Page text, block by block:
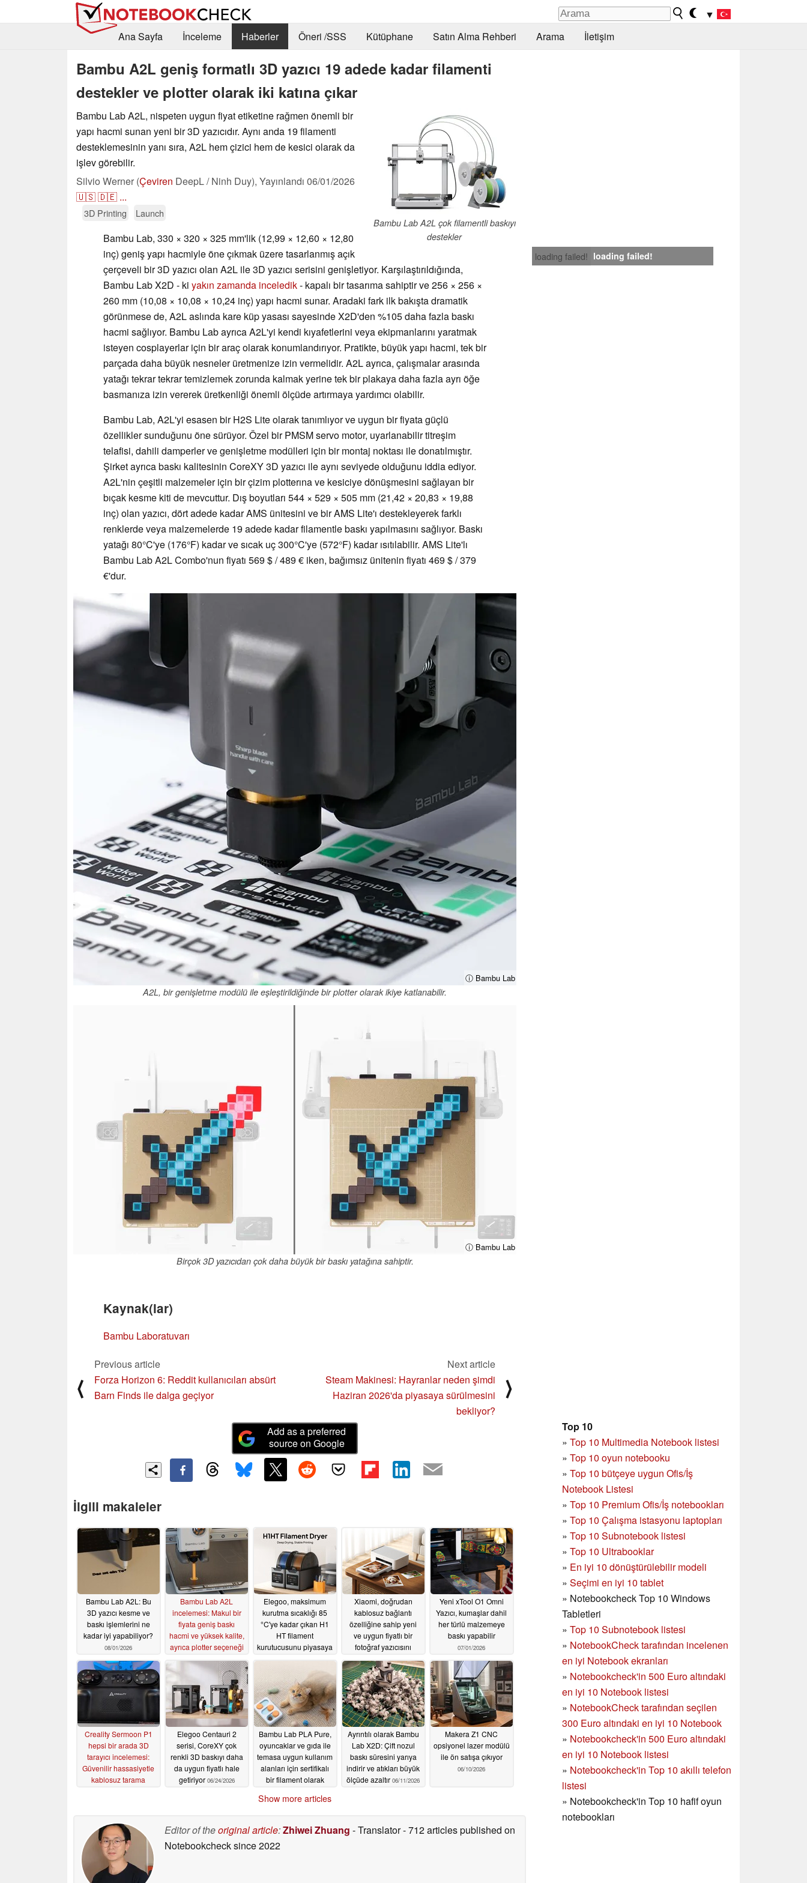
▼
Ana Sayfa
İnceleme Haberler Öneri /SSS Kütüphane Satın Alma Rehberi Arama İletişim
Bambu A2L geniş formatlı 3D yazıcı 19 adede kadar filamenti
destekler ve plotter olarak iki katına çıkar
Bambu Lab A2L çok filamentli baskıyı
destekler
Bambu Lab A2L, nispeten uygun fiyat etiketine rağmen önemli bir
yapı hacmi sunan yeni bir 3D yazıcıdır. Aynı anda 19 filamenti
desteklemesinin yanı sıra, A2L hem çizici hem de kesici olarak da
işlev görebilir.
Silvio Werner (Çeviren DeepL / Ninh Duy), Yayınlandı 06/01/2026
🇺🇸🇩🇪 ...
3D Printing Launch
loading failed! loading failed!
Bambu Lab, 330 × 320 × 325 mm'lik (12,99 × 12,60 × 12,80
inç) geniş yapı hacmiyle öne çıkmak üzere tasarlanmış açık
çerçeveli bir 3D yazıcı olan A2L ile 3D yazıcı serisini genişletiyor. Karşılaştırıldığında,
Bambu Lab X2D - ki yakın zamanda inceledik- kapalı bir tasarıma sahiptir ve 256 × 256 ×
260 mm (10,08 × 10,08 × 10,24 inç) yapı hacmi sunar. Aradaki fark ilk bakışta dramatik
görünmese de, A2L aslında kare küp yasası sayesinde X2D'den %105 daha fazla baskı
hacmi sağlıyor. Bambu Lab ayrıca A2L'yi kendi kıyafetlerini veya ekipmanlarını yaratmak
isteyen cosplayerlar için bir araç olarak konumlandırıyor. Pratikte, büyük yapı hacmi, tek bir
parçada daha büyük nesneler üretmenize izin vermelidir. A2L ayrıca, çalışmalar arasında
yatağı tekrar tekrar temizlemek zorunda kalmak yerine tek bir plakaya daha fazla ayrı öğe
basmanıza izin vererek üretkenliği önemli ölçüde artırmaya yardımcı olabilir.
Bambu Lab, A2L'yi esasen bir H2S Lite olarak tanımlıyor ve uygun bir fiyata güçlü
özellikler sunduğunu öne sürüyor. Özel bir PMSM servo motor, uyarlanabilir titreşim
telafisi, dahili damperler ve genişletme modülleri için bir montaj noktası ile donatılmıştır.
Şirket ayrıca baskı kalitesinin CoreXY 3D yazıcı ile aynı seviyede olduğunu iddia ediyor.
A2L'nin çeşitli malzemeler için bir çizim plotterına ve kesiciye dönüşmesini sağlayan bir
bıçak kesme kiti de mevcuttur. Dış boyutları 544 × 529 × 505 mm (21,42 × 20,83 × 19,88
inç) olan yazıcı, dört adede kadar AMS ünitesini ve bir AMS Lite'ı destekleyerek farklı
renklerde veya malzemelerde 19 adede kadar filamentle baskı yapılmasını sağlıyor. Baskı
yatağı 80°C'ye (176°F) kadar ve sıcak uç 300°C'ye (572°F) kadar ısıtılabilir. AMS Lite'lı
Bambu Lab A2L Combo'nun fiyatı 569 $ / 489 € iken, bağımsız ünitenin fiyatı 469 $ / 379
€'dur.
ⓘ Bambu Lab
A2L, bir genişletme modülü ile eşleştirildiğinde bir plotter olarak ikiye katlanabilir.
ⓘ Bambu Lab
Birçok 3D yazıcıdan çok daha büyük bir baskı yatağına sahiptir.
Kaynak(lar)
Bambu Laboratuvarı
⟨
Previous article
Forza Horizon 6: Reddit kullanıcıları absürt
Barn Finds ile dalga geçiyor
Next article
Steam Makinesi: Hayranlar neden şimdi
Haziran 2026'da piyasaya sürülmesini
bekliyor?
⟩
Top 10
» Top 10 Multimedia Notebook listesi
» Top 10 oyun notebooku
» Top 10 bütçeye uygun Ofis/İş
Notebook Listesi
» Top 10 Premium Ofis/İş notebookları
» Top 10 Çalışma istasyonu laptopları
» Top 10 Subnotebook listesi
» Top 10 Ultrabooklar
» En iyi 10 dönüştürülebilir modeli
» Seçimi en iyi 10 tablet
» Notebookcheck Top 10 Windows
Tabletleri
» Top 10 Subnotebook listesi
» NotebookCheck tarafından incelenen
en iyi Notebook ekranları
» Notebookcheck'in 500 Euro altındaki
en iyi 10 Notebook listesi
» NotebookCheck tarafından seçilen
300 Euro altındaki en iyi 10 Notebook
» Notebookcheck'in 500 Euro altındaki
en iyi 10 Notebook listesi
» Notebookcheck'in Top 10 akıllı telefon
listesi
» Notebookcheck'in Top 10 hafif oyun
notebookları
Add as a preferred
source on Google
İlgili makaleler
Bambu Lab A2L: Bu
3D yazıcı kesme ve
baskı işlemlerini ne
kadar iyi yapabiliyor?
08/01/2026
Bambu Lab A2L
incelemesi: Makul bir
fiyata geniş baskı
hacmi ve yüksek kalite,
ayrıca plotter seçeneği
07/31/2026
Elegoo, maksimum
kurutma sıcaklığı 85
°C'ye kadar çıkan H1
HT filament
kurutucusunu piyasaya
07/24/2026
Xiaomi, doğrudan
kablosuz bağlantı
özelliğine sahip yeni
ve uygun fiyatlı bir
fotoğraf yazıcısını
07/07/2026
Yeni xTool O1 Omni
Yazıcı, kumaşlar dahil
her türlü malzemeye
baskı yapabilir
07/01/2026
Creality Sermoon P1
hepsi bir arada 3D
tarayıcı incelemesi:
Güvenilir hassasiyetle
kablosuz tarama
Elegoo Centauri 2
serisi, CoreXY çok
renkli 3D baskıyı daha
da uygun fiyatlı hale
getiriyor 06/24/2026
Bambu Lab PLA Pure,
oyuncaklar ve gıda ile
temasa uygun kullanım
alanları için sertifikalı
bir filament olarak
06/17/2026
Ayrıntılı olarak Bambu
Lab X2D: Çift nozul
baskı süresini yarıya
indirir ve atıkları büyük
ölçüde azaltır 06/11/2026
Makera Z1 CNC
opsiyonel lazer modülü
ile ön satışa çıkıyor
06/10/2026
Show more articles
Editor of theoriginal article:Zhiwei Zhuang - Translator- 712 articles published on
Notebookchecksince 2022